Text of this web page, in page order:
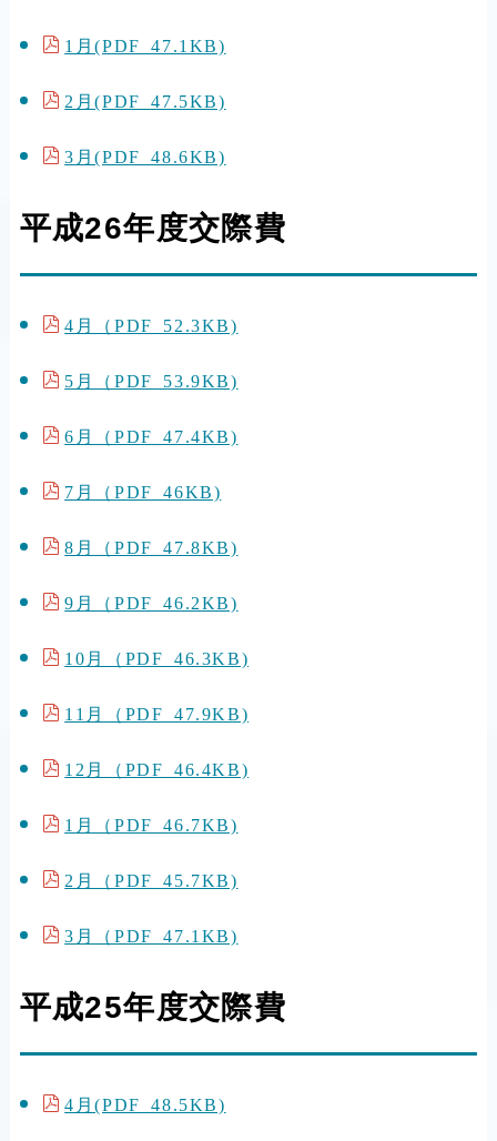
1月(PDF 47.1KB)
2月(PDF 47.5KB)
3月(PDF 48.6KB)
平成26年度交際費
4月（PDF 52.3KB)
5月（PDF 53.9KB)
6月（PDF 47.4KB)
7月（PDF 46KB)
8月（PDF 47.8KB)
9月（PDF 46.2KB)
10月（PDF 46.3KB)
11月（PDF 47.9KB)
12月（PDF 46.4KB)
1月（PDF 46.7KB)
2月（PDF 45.7KB)
3月（PDF 47.1KB)
平成25年度交際費
4月(PDF 48.5KB)